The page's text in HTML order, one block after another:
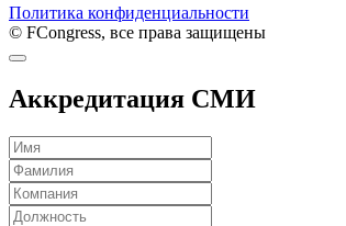
Политика конфиденциальности
© FCongress, все права защищены
Аккредитация СМИ